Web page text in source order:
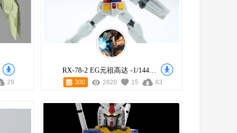
29
RX-78-2 EG元祖高达 -1/144(拼装)
300 2820 15 63